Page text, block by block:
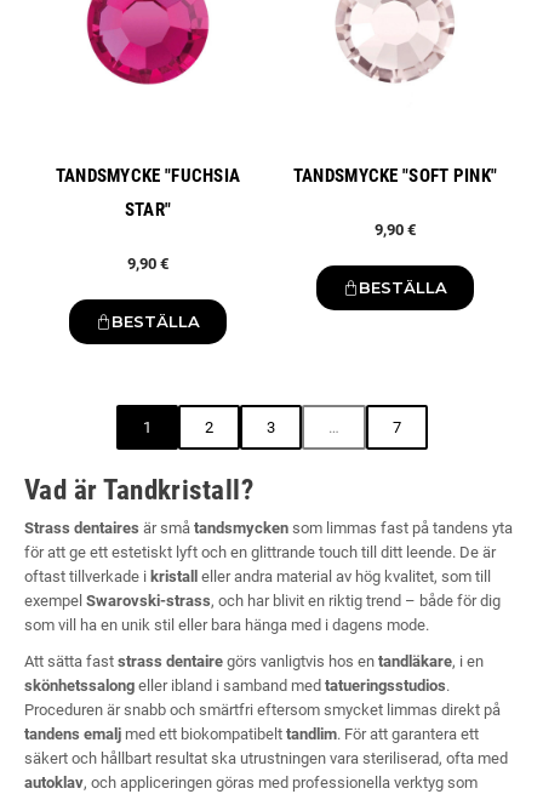
TANDSMYCKE "FUCHSIA
STAR"
9,90 €
BESTÄLLA
TANDSMYCKE "SOFT PINK"
9,90 €
BESTÄLLA
1 2 3 … 7
Vad är Tandkristall?
Strass dentaires är små tandsmycken som limmas fast på tandens yta
för att ge ett estetiskt lyft och en glittrande touch till ditt leende. De är
oftast tillverkade i kristall eller andra material av hög kvalitet, som till
exempel Swarovski-strass, och har blivit en riktig trend – både för dig
som vill ha en unik stil eller bara hänga med i dagens mode.
Att sätta fast strass dentaire görs vanligtvis hos en tandläkare, i en
skönhetssalong eller ibland i samband med tatueringsstudios.
Proceduren är snabb och smärtfri eftersom smycket limmas direkt på
tandens emalj med ett biokompatibelt tandlim. För att garantera ett
säkert och hållbart resultat ska utrustningen vara steriliserad, ofta med
autoklav, och appliceringen göras med professionella verktyg som